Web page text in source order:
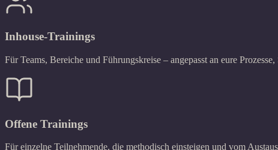
Inhouse-Trainings
Für Teams, Bereiche und Führungskreise – angepasst an eure
Offene Trainings
Für einzelne Teilnehmende, die methodisch einsteigen und vom